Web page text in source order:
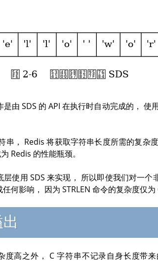
由 SDS 的 API 在执行时自动完成的， 使
串， Redis 将获取字符串长度所需的复杂
Redis 的性能瓶颈。
使用 SDS 来实现， 所以即使我们对一个
何影响， 因为 STRLEN 命令的复杂度仅为
度高之外， C 字符串不记录自身长度带